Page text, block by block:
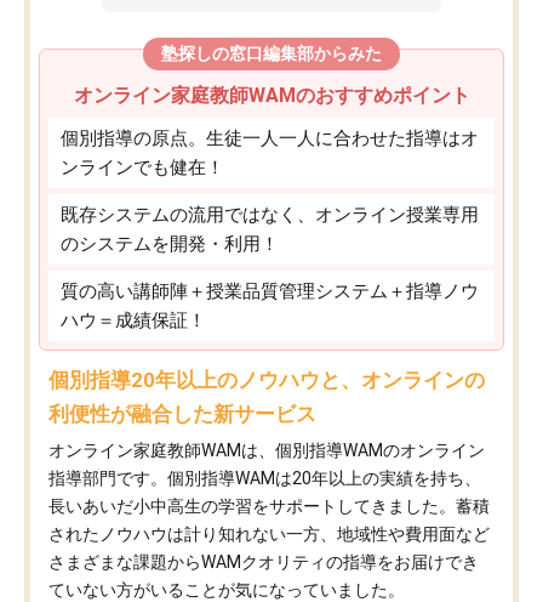
塾探しの窓口編集部からみた
オンライン家庭教師WAMのおすすめポイント
個別指導の原点。生徒一人一人に合わせた指導はオ
ンラインでも健在！
既存システムの流用ではなく、オンライン授業専用
のシステムを開発・利用！
質の高い講師陣＋授業品質管理システム＋指導ノウ
ハウ＝成績保証！
個別指導20年以上のノウハウと、オンラインの
利便性が融合した新サービス
オンライン家庭教師WAMは、個別指導WAMのオンライン
指導部門です。個別指導WAMは20年以上の実績を持ち、
長いあいだ小中高生の学習をサポートしてきました。蓄積
されたノウハウは計り知れない一方、地域性や費用面など
さまざまな課題からWAMクオリティの指導をお届けでき
ていない方がいることが気になっていました。